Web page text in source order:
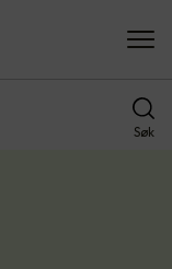
Søk